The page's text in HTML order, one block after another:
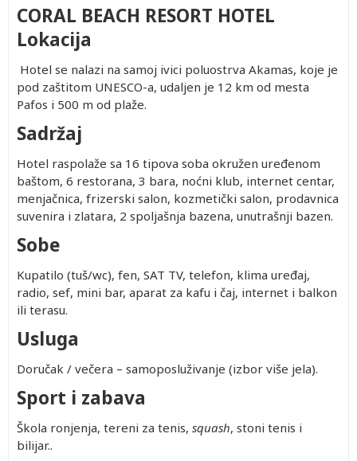
CORAL BEACH RESORT HOTEL
Lokacija
Hotel se nalazi na samoj ivici poluostrva Akamas, koje je
pod zaštitom UNESCO-a, udaljen je 12 km od mesta
Pafos i 500 m od plaže.
Sadržaj
Hotel raspolaže sa 16 tipova soba okružen uređenom
baštom, 6 restorana, 3 bara, noćni klub, internet centar,
menjačnica, frizerski salon, kozmetički salon, prodavnica
suvenira i zlatara, 2 spoljašnja bazena, unutrašnji bazen.
Sobe
Kupatilo (tuš/wc), fen, SAT TV, telefon, klima uređaj,
radio, sef, mini bar, aparat za kafu i čaj, internet i balkon
ili terasu.
Usluga
Doručak / večera – samoposluživanje (izbor više jela).
Sport i zabava
Škola ronjenja, tereni za tenis, squash, stoni tenis i
bilijar..